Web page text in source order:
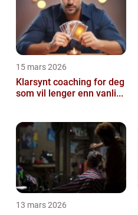
15 mars 2026
Klarsynt coaching for deg
som vil lenger enn vanli...
13 mars 2026